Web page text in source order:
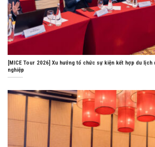
[MICE Tour 2026] Xu hướng tổ chức sự kiện kết hợp du
nghiệp